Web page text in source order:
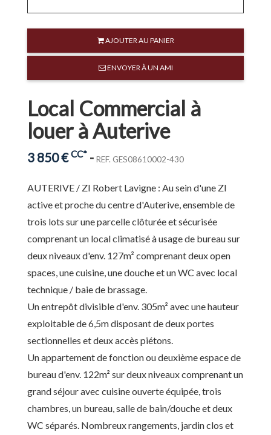
Espace
Client
AJOUTER AU PANIER
ENVOYER À UN AMI
Local Commercial à
louer à Auterive
3 850 €CC* - REF. GES08610002-430
AUTERIVE / ZI Robert Lavigne : Au sein d'une ZI
active et proche du centre d'Auterive, ensemble de
trois lots sur une parcelle clôturée et sécurisée
comprenant un local climatisé à usage de bureau sur
deux niveaux d'env. 127m² comprenant deux open
spaces, une cuisine, une douche et un WC avec local
technique / baie de brassage.
Un entrepôt divisible d'env. 305m² avec une hauteur
exploitable de 6,5m disposant de deux portes
sectionnelles et deux accès piétons.
Un appartement de fonction ou deuxième espace de
bureau d'env. 122m² sur deux niveaux comprenant un
grand séjour avec cuisine ouverte équipée, trois
chambres, un bureau, salle de bain/douche et deux
WC séparés. Nombreux rangements, jardin clos et